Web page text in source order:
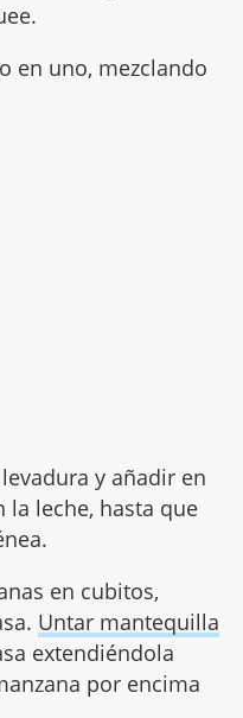
en uno, mezclando
y añadir en
la leche, hasta que
en cubitos,
Untar mantequilla
extendiéndola
por encima